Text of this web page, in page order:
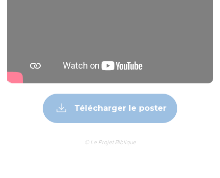
Télécharger le poster
© Le Projet Biblique